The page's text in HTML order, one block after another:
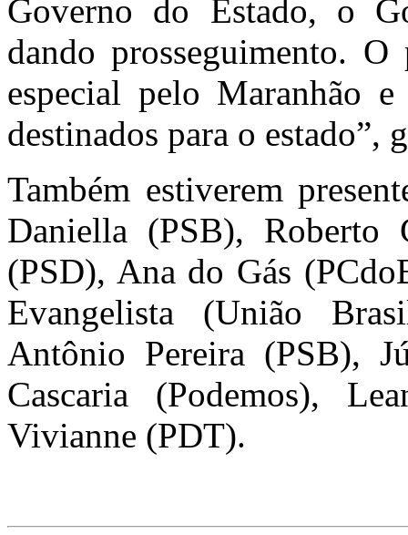
Governo do Estado, o
dando prosseguimento.
especial pelo Maranhão
destinados para o estado”,
Também estiverem
Daniella (PSB), Roberto
(PSD), Ana do Gás
Evangelista (União
Antônio Pereira (PSB),
Cascaria (Podemos),
Vivianne (PDT).